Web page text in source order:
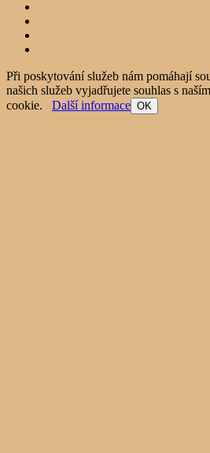
Při poskytování služeb nám pomáhají
našich služeb vyjadřujete souhlas s
cookie. Další informace